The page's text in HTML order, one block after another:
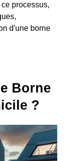
processus,
d'une borne
Borne
?